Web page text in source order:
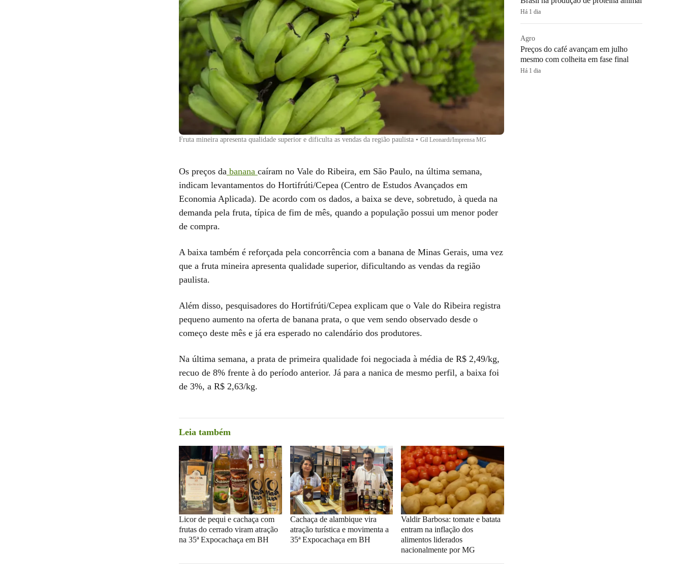
Fruta mineira apresenta qualidade superior e dificulta as vendas da região paulista • Gil Leonardi/Imprensa MG
Os preços da banana caíram no Vale do Ribeira, em São Paulo, na última semana,
indicam levantamentos do Hortifrúti/Cepea (Centro de Estudos Avançados em
Economia Aplicada). De acordo com os dados, a baixa se deve, sobretudo, à queda na
demanda pela fruta, típica de fim de mês, quando a população possui um menor poder
de compra.
A baixa também é reforçada pela concorrência com a banana de Minas Gerais, uma vez
que a fruta mineira apresenta qualidade superior, dificultando as vendas da região
paulista.
Além disso, pesquisadores do Hortifrúti/Cepea explicam que o Vale do Ribeira registra
pequeno aumento na oferta de banana prata, o que vem sendo observado desde o
começo deste mês e já era esperado no calendário dos produtores.
Na última semana, a prata de primeira qualidade foi negociada à média de R$ 2,49/kg,
recuo de 8% frente à do período anterior. Já para a nanica de mesmo perfil, a baixa foi
de 3%, a R$ 2,63/kg.
Leia também
Licor de pequi e cachaça com
frutas do cerrado viram atração
na 35ª Expocachaça em BH
Cachaça de alambique vira
atração turística e movimenta a
35ª Expocachaça em BH
Valdir Barbosa: tomate e batata
entram na inflação dos
alimentos liderados
nacionalmente por MG
Há 1 dia
Agro
Preços do café avançam em julho
mesmo com colheita em fase final
Há 1 dia